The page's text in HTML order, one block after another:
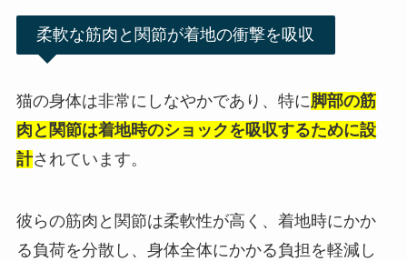
柔軟な筋肉と関節が着地の衝撃を吸収
猫の身体は非常にしなやかであり、特に脚部の筋
肉と関節は着地時のショックを吸収するために設
計されています。
彼らの筋肉と関節は柔軟性が高く、着地時にかか
る負荷を分散し、身体全体にかかる負担を軽減し